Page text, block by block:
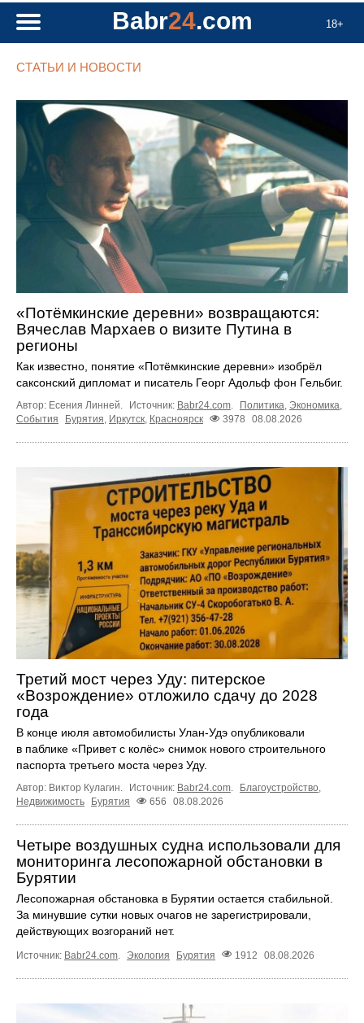
18+
Babr24.com
СТАТЬИ И НОВОСТИ
«Потёмкинские деревни» возвращаются:
Вячеслав Мархаев о визите Путина в
регионы
Как известно, понятие «Потёмкинские деревни» изобрёл
саксонский дипломат и писатель Георг Адольф фон Гельбиг.
Автор: Есения Линней. Источник: Babr24.com Политика Экономика
События
Бурятия Иркутск Красноярск 3978 08.08.2026
Третий мост через Уду: питерское
«Возрождение» отложило сдачу до 2028
года
В конце июля автомобилисты Улан-Удэ опубликовали
в паблике «Привет с колёс» снимок нового строительного
паспорта третьего моста через Уду.
Автор: Виктор Кулагин. Источник: Babr24.com. Благоустройство,
Недвижимость
Бурятия 656 08.08.2026
Четыре воздушных судна использовали для
мониторинга лесопожарной обстановки в
Бурятии
Лесопожарная обстановка в Бурятии остается стабильной.
За минувшие сутки новых очагов не зарегистрировали,
действующих возгораний нет.
Источник: Babr24.com Экология Бурятия 1912 08.08.2026